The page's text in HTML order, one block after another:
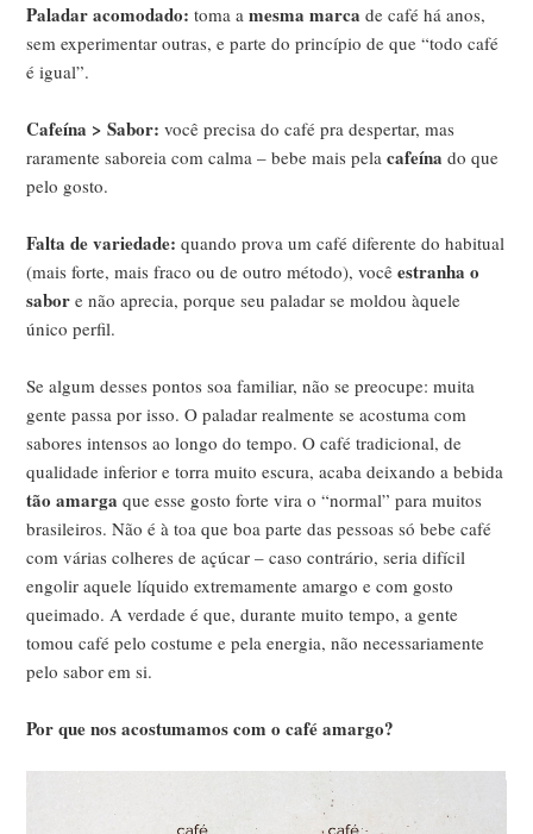
Paladar acomodado: toma amesma marca de café há anos,
sem experimentar outras, e parte do princípio de que “todo café
é igual”.
Cafeína > Sabor: você precisa do café pra despertar, mas
raramente saboreia com calma – bebe mais pelacafeína do que
pelo gosto.
Falta de variedade: quando prova um café diferente do habitual
(mais forte, mais fraco ou de outro método), vocêestranha o
sabor e não aprecia, porque seu paladar se moldou àquele
único perfil.
Se algum desses pontos soa familiar, não se preocupe: muita
gente passa por isso. O paladar realmente se acostuma com
sabores intensos ao longo do tempo. O café tradicional, de
qualidade inferior e torra muito escura, acaba deixando a bebida
tão amarga que esse gosto forte vira o “normal” para muitos
brasileiros. Não é à toa que boa parte das pessoas só bebe café
com várias colheres de açúcar – caso contrário, seria difícil
engolir aquele líquido extremamente amargo e com gosto
queimado. A verdade é que, durante muito tempo, a gente
tomou café pelo costume e pela energia, não necessariamente
pelo sabor em si.
Por que nos acostumamos com o café amargo?